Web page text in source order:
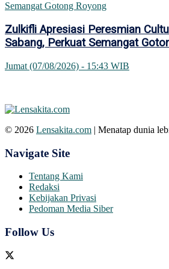
Zulkifli Apresiasi Peresmian
Sabang, Perkuat Semangat
Jumat (07/08/2026) - 15:43 WIB
© 2026 Lensakita.com | Menatap dunia
Navigate Site
Tentang Kami
Redaksi
Kebijakan Privasi
Pedoman Media Siber
Follow Us